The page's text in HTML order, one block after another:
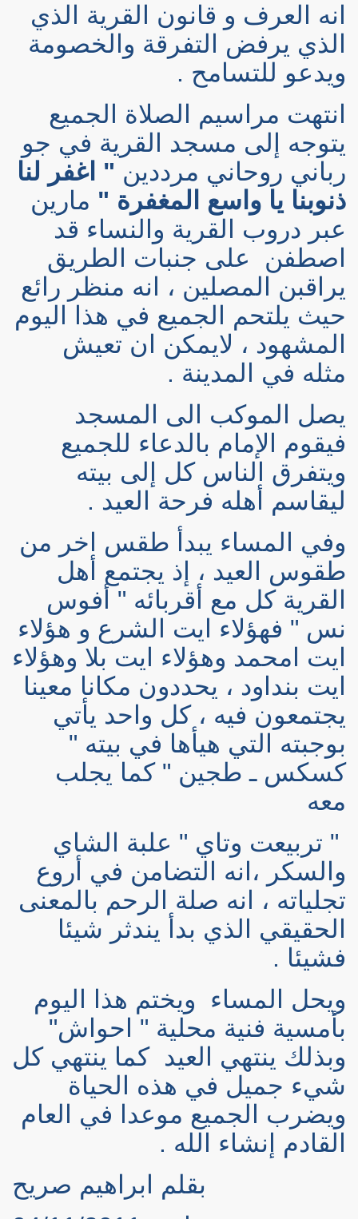
انه العرف و قانون القرية الذي
الذي يرفض التفرقة والخصومة
ويدعو للتسامح .
انتهت مراسيم الصلاة الجميع
يتوجه إلى مسجد القرية في جو
رباني روحاني مرددين " اغفر لنا
ذنوبنا يا واسع المغفرة " مارين
عبر دروب القرية والنساء قد
اصطفن
على جنبات الطريق
يراقبن المصلين ، انه منظر رائع
حيث يلتحم الجميع في هذا اليوم
المشهود ، لايمكن ان تعيش
مثله في المدينة .
يصل الموكب الى المسجد
فيقوم الإمام بالدعاء للجميع
ويتفرق الناس كل إلى بيته
ليقاسم أهله فرحة العيد .
وفي المساء يبدأ طقس اخر من
طقوس العيد ، إذ يجتمع أهل
القرية كل مع أقربائه " أفوس
نس " فهؤلاء ايت الشرع و هؤلاء
ايت امحمد وهؤلاء ايت بلا وهؤلاء
ايت بنداود ، يحددون مكانا معينا
يجتمعون فيه ، كل واحد يأتي
بوجبته التي هيأها في بيته "
كسكس ـ طجين " كما يجلب
معه
" تربيعت وتاي " علبة الشاي
والسكر ،انه التضامن في أروع
تجلياته ، انه صلة الرحم بالمعنى
الحقيقي الذي بدأ يندثر شيئا
فشيئا .
ويحل المساء
ويختم هذا اليوم
بأمسية فنية محلية " احواش"
وبذلك ينتهي العيد كما ينتهي كل
شيء جميل في هذه الحياة
ويضرب الجميع موعدا في العام
القادم إنشاء الله .
بقلم ابراهيم صريح